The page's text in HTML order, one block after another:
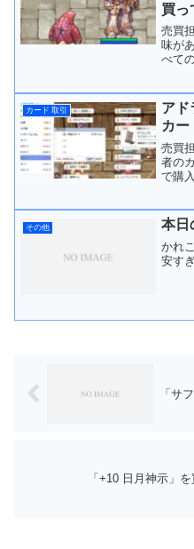
買っ
売買
味が
べて
ッシ
を立
ので
がら
カード 取引
アド
カー
売買
者の
で購
に刺
い直
す。→
その他 本日
かれ
安す
「サ
「+10 日月神示」